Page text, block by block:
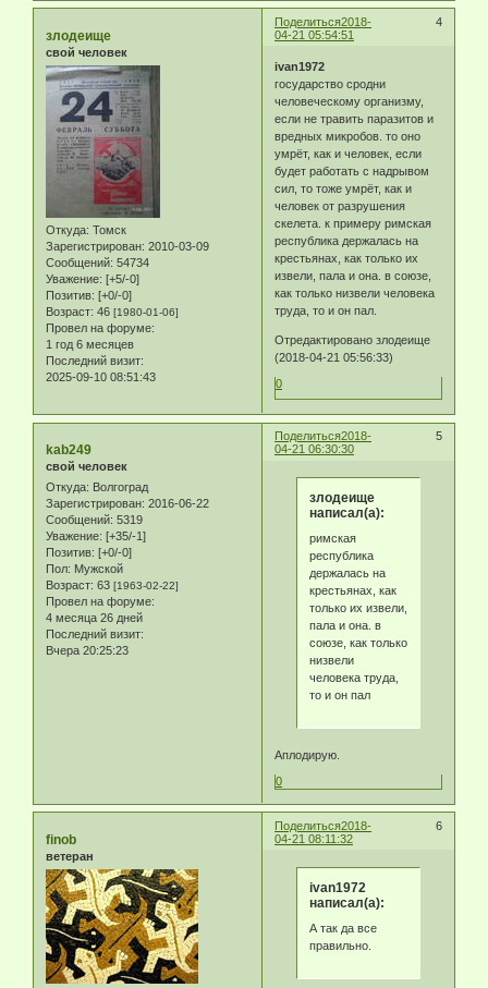
Поделиться 4
2018-
04-21 05:54:51
злодеище
свой человек
Откуда: Томск
Зарегистрирован: 2010-03-09
Сообщений: 54734
Уважение: [+5/-0]
Позитив: [+0/-0]
Возраст: 46 [1980-01-06]
Провел на форуме:
1 год 6 месяцев
Последний визит:
2025-09-10 08:51:43
ivan1972
государство сродни
человеческому организму,
если не травить паразитов и
вредных микробов. то оно
умрёт, как и человек, если
будет работать с надрывом
сил, то тоже умрёт, как и
человек от разрушения
скелета. к примеру римская
республика держалась на
крестьянах, как только их
извели, пала и она. в союзе,
как только низвели человека
труда, то и он пал.
Отредактировано злодеище
(2018-04-21 05:56:33)
0
Поделиться 5
2018-
04-21 06:30:30
kab249
свой человек
Откуда: Волгоград
Зарегистрирован: 2016-06-22
Сообщений: 5319
Уважение: [+35/-1]
Позитив: [+0/-0]
Пол: Мужской
Возраст: 63 [1963-02-22]
Провел на форуме:
4 месяца 26 дней
Последний визит:
Вчера 20:25:23
злодеище
написал(а):
римская
республика
держалась на
крестьянах, как
только их извели,
пала и она. в
союзе, как только
низвели
человека труда,
то и он пал
Аплодирую.
0
Поделиться 6
2018-
04-21 08:11:32
finob
ветеран
ivan1972
написал(а):
А так да все
правильно.